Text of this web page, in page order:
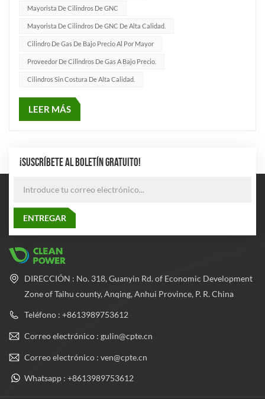
Mayorista De Cilindros De GNC
Mayorista De Cilindros De GNC De Alta Calidad.
Cilindro De Gas De Bajo Precio Al Por Mayor
Proveedor De Cilindros De Gas A Bajo Precio.
Cilindros Sin Costura De Alta Calidad.
LEER MÁS
¡SUSCRÍBETE AL BOLETÍN GRATUITO!
DIRECCIÓN : No. 318, Guanyin Rd. of Economic Development
Zone of Taihu county, Anqing, Anhui Province, P. R. China
Teléfono : +8613989753612
Correo electrónico : gulin@cpte.cn
Correo electrónico : ven@cpte.cn
Whatsapp : +8613989753612